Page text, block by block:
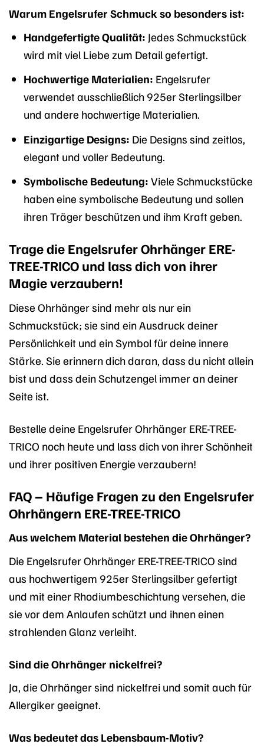
Warum Engelsrufer Schmuck so besonders ist:
Handgefertigte Qualität: Jedes Schmuckstück
wird mit viel Liebe zum Detail gefertigt.
Hochwertige Materialien: Engelsrufer
verwendet ausschließlich 925er Sterlingsilber
und andere hochwertige Materialien.
Einzigartige Designs: Die Designs sind zeitlos,
elegant und voller Bedeutung.
Symbolische Bedeutung: Viele Schmuckstücke
haben eine symbolische Bedeutung und sollen
ihren Träger beschützen und ihm Kraft geben.
Trage die Engelsrufer Ohrhänger ERE-
TREE-TRICO und lass dich von ihrer
Magie verzaubern!
Diese Ohrhänger sind mehr als nur ein
Schmuckstück; sie sind ein Ausdruck deiner
Persönlichkeit und ein Symbol für deine innere
Stärke. Sie erinnern dich daran, dass du nicht allein
bist und dass dein Schutzengel immer an deiner
Seite ist.
Bestelle deine Engelsrufer Ohrhänger ERE-TREE-
TRICO noch heute und lass dich von ihrer Schönheit
und ihrer positiven Energie verzaubern!
FAQ – Häufige Fragen zu den Engelsrufer
Ohrhängern ERE-TREE-TRICO
Aus welchem Material bestehen die Ohrhänger?
Die Engelsrufer Ohrhänger ERE-TREE-TRICO sind
aus hochwertigem 925er Sterlingsilber gefertigt
und mit einer Rhodiumbeschichtung versehen, die
sie vor dem Anlaufen schützt und ihnen einen
strahlenden Glanz verleiht.
Sind die Ohrhänger nickelfrei?
Ja, die Ohrhänger sind nickelfrei und somit auch für
Allergiker geeignet.
Was bedeutet das Lebensbaum-Motiv?